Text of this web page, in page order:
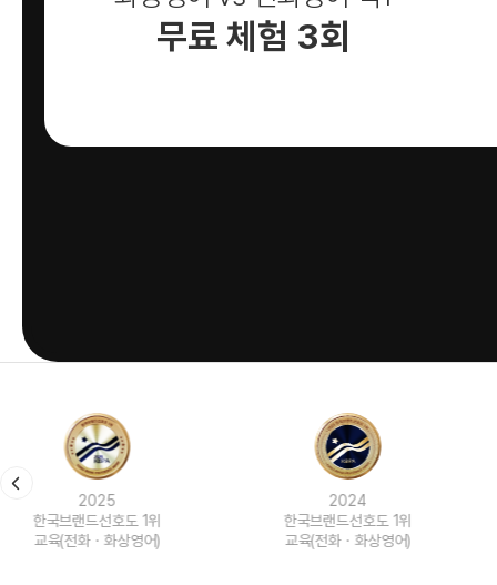
무료 체험 3회
2024
한국브랜드선호도 1위
교육(전화ㆍ화상영어)
2023
한국브랜드선호도 1위
교육(전화ㆍ화상영어)